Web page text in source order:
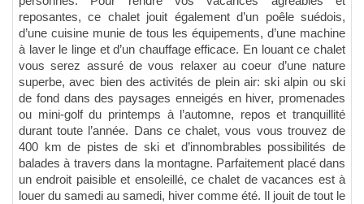
reposantes, ce chalet jouit également d’un poêle suédois,
d’une cuisine munie de tous les équipements, d’une machine
à laver le linge et d’un chauffage efficace. En louant ce chalet
vous serez assuré de vous relaxer au coeur d’une nature
superbe, avec bien des activités de plein air: ski alpin ou ski
de fond dans des paysages enneigés en hiver, promenades
ou mini-golf du printemps à l’automne, repos et tranquillité
durant toute l’année. Dans ce chalet, vous vous trouvez de
400 km de pistes de ski et d’innombrables possibilités de
balades à travers dans la montagne. Parfaitement placé dans
un endroit paisible et ensoleillé, ce chalet de vacances est à
louer du samedi au samedi, hiver comme été. Il jouit de tout le